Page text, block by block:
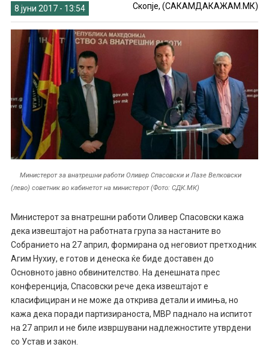
8 јуни 2017 - 13:54 Скопје, (САКАМДАКАЖАМ.МК)
Министерот за внатрешни работи Оливер Спасовски и Лазе Велковски
(лево) советник во кабинетот на министерот (Фото: СДК.МК)
Министерот за внатрешни работи Оливер Спасовски кажа
дека извештајот на работната група за настаните во
Собранието на 27 април, формирана од неговиот претходник
Агим Нухиу, е готов и денеска ќе биде доставен до
Основното јавно обвинителство. На денешната прес
конференција, Спасовски рече дека извештајот е
класифициран и не може да открива детали и имиња, но
кажа дека поради партизираноста, МВР паднало на испитот
на 27 април и не биле извршувани надлежностите утврдени
со Устав и закон.